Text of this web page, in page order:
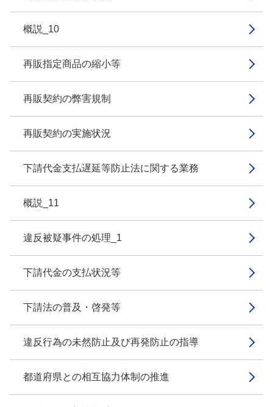
概説_10
再販指定商品の縮小等
再販契約の弊害規制
再販契約の実施状況
下請代金支払遅延等防止法に関する業務
概説_11
違反被疑事件の処理_1
下請代金の支払状況等
下請法の普及・啓発等
違反行為の未然防止及び再発防止の指導
都道府県との相互協力体制の推進